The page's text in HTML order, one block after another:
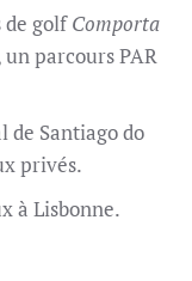
de golfComporta
parcours PAR
Santiago do
privés.
à Lisbonne.